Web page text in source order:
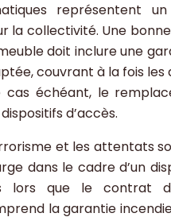
représentent
la collectivité. Une
doit inclure une
couvrant à la fois les
cas échéant, le
d’accès.
et les attentats
dans le cadre d’un
lors que le contrat
la garantie